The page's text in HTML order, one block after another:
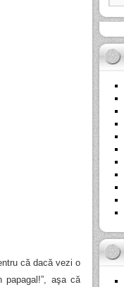
că dacă vezi o
aşa că